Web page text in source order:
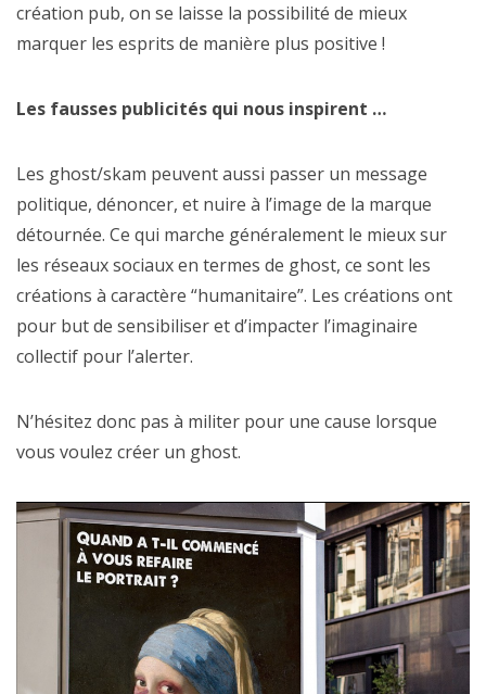
création pub, on se laisse la possibilité de mieux
marquer les esprits de manière plus positive !
Les fausses publicités qui nous inspirent …
Les ghost/skam peuvent aussi passer un message
politique, dénoncer, et nuire à l’image de la marque
détournée. Ce qui marche généralement le mieux sur
les réseaux sociaux en termes de ghost, ce sont les
créations à caractère “humanitaire”. Les créations ont
pour but de sensibiliser et d’impacter l’imaginaire
collectif pour l’alerter.
N’hésitez donc pas à militer pour une cause lorsque
vous voulez créer un ghost.